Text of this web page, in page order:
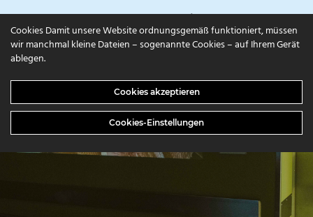
campuls.online
Cookies Damit unsere Website ordnungsgemäß funktioniert, müssen
wir manchmal kleine Dateien – sogenannte Cookies – auf Ihrem Gerät
ablegen.
Cookies akzeptieren
Cookies-Einstellungen